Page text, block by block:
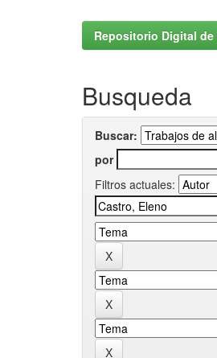
Repositorio Digital de
Busqueda
Buscar:
por
Filtros actuales: